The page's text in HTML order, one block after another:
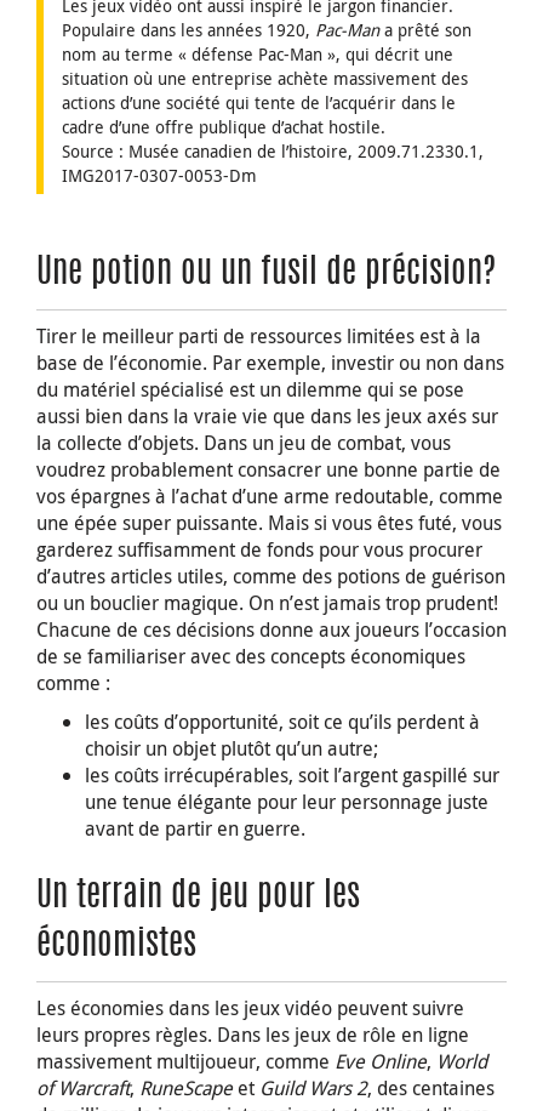
Les jeux vidéo ont aussi inspiré le jargon financier.
Populaire dans les années 1920, Pac-Mana prêté son
nom au terme « défense Pac-Man », qui décrit une
situation où une entreprise achète massivement des
actions d’une société qui tente de l’acquérir dans le
cadre d’une offre publique d’achat hostile.
Source : Musée canadien de l’histoire, 2009.71.2330.1,
IMG2017-0307-0053-Dm
Une potion ou un fusil de précision?
Tirer le meilleur parti de ressources limitées est à la
base de l’économie. Par exemple, investir ou non dans
du matériel spécialisé est un dilemme qui se pose
aussi bien dans la vraie vie que dans les jeux axés sur
la collecte d’objets. Dans un jeu de combat, vous
voudrez probablement consacrer une bonne partie de
vos épargnes à l’achat d’une arme redoutable, comme
une épée super puissante. Mais si vous êtes futé, vous
garderez suffisamment de fonds pour vous procurer
d’autres articles utiles, comme des potions de guérison
ou un bouclier magique. On n’est jamais trop prudent!
Chacune de ces décisions donne aux joueurs l’occasion
de se familiariser avec des concepts économiques
comme :
les coûts d’opportunité, soit ce qu’ils perdent à
choisir un objet plutôt qu’un autre;
les coûts irrécupérables, soit l’argent gaspillé sur
une tenue élégante pour leur personnage juste
avant de partir en guerre.
Un terrain de jeu pour les
économistes
Les économies dans les jeux vidéo peuvent suivre
leurs propres règles. Dans les jeux de rôle en ligne
massivement multijoueur, comme Eve Online, World
of Warcraft, RuneScapeet Guild Wars 2, des centaines